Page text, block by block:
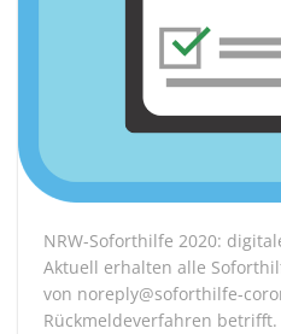
NRW-Soforthilfe 2020:
Aktuell erhalten alle
von noreply@soforthilfe-
Rückmeldeverfahren